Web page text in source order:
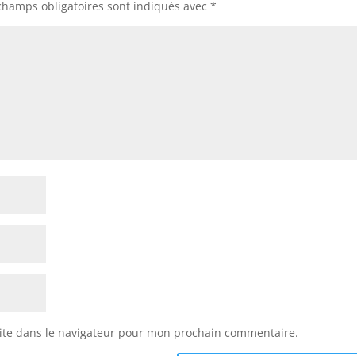
obligatoires sont indiqués avec*
dans le navigateur pour mon prochain commentaire.